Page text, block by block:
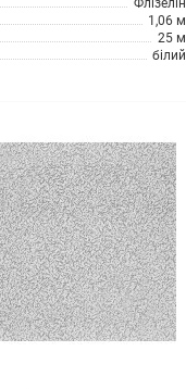
Флізелін
1,06 м
25 м
білий